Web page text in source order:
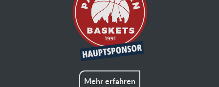
Mehr erfahren